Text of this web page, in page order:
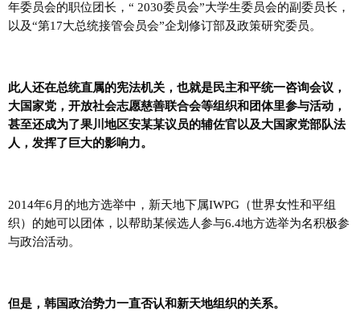
年委员会的职位团长，“ 2030委员会”大学生委员会的副委员长，
以及“第17大总统接管会员会”企划修订部及政策研究委员。
此人还在总统直属的宪法机关，也就是民主和平统一咨询会议，
大国家党，开放社会志愿慈善联合会等组织和团体里参与活动，
甚至还成为了果川地区安某某议员的辅佐官以及大国家党部队法
人，发挥了巨大的影响力。
2014年6月的地方选举中，新天地下属IWPG（世界女性和平组
织）的她可以团体，以帮助某候选人参与6.4地方选举为名积极参
与政治活动。
但是，韩国政治势力一直否认和新天地组织的关系。